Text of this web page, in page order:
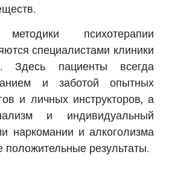
психотерапии
специалистами клиники
Здесь пациенты всегда
и заботой опытных
и личных инструкторов, а
и индивидуальный
наркомании и алкоголизма
результаты.